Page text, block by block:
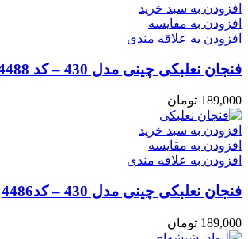
افزودن به سبد خرید
افزودن به مقایسه
افزودن به علاقه مندی
فنجان نعلبکی چینی مدل 430 – کد 4488
189,000 تومان
افزودن به سبد خرید
افزودن به مقایسه
افزودن به علاقه مندی
فنجان نعلبکی چینی مدل 430 – کد4486
189,000 تومان